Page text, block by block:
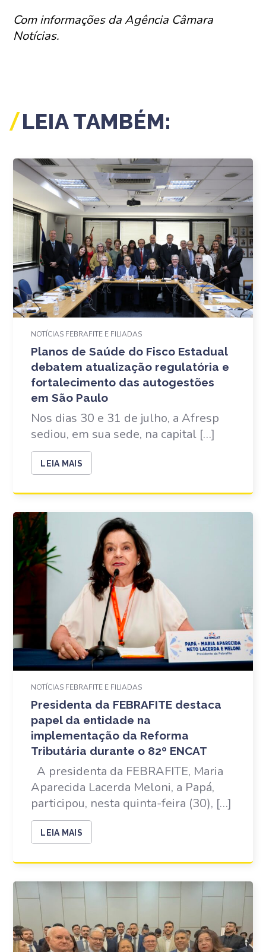
Com informações da Agência Câmara
Notícias.
LEIA TAMBÉM:
NOTÍCIAS FEBRAFITE E FILIADAS
Planos de Saúde do Fisco Estadual
debatem atualização regulatória e
fortalecimento das autogestões
em São Paulo
Nos dias 30 e 31 de julho, a Afresp
sediou, em sua sede, na capital […]
LEIA MAIS
NOTÍCIAS FEBRAFITE E FILIADAS
Presidenta da FEBRAFITE destaca
papel da entidade na
implementação da Reforma
Tributária durante o 82º ENCAT
A presidenta da FEBRAFITE, Maria
Aparecida Lacerda Meloni, a Papá,
participou, nesta quinta-feira (30), […]
LEIA MAIS